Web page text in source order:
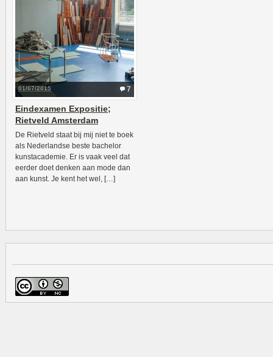
7
01/07/2015
Eindexamen Expositie;
Rietveld Amsterdam
De Rietveld staat bij mij niet te boek
als Nederlandse beste bachelor
kunstacademie. Er is vaak veel dat
eerder doet denken aan mode dan
aan kunst. Je kent het wel, […]